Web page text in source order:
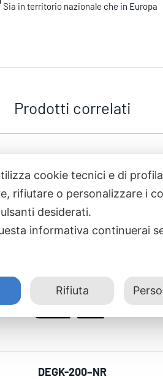
Sia in territorio nazionale che in Europa
Prodotti correlati
DEGK-200–NR
cookie tecnici e di
rifiutare o personalizzare i
desiderati.
informativa continuerai
Rifiuta